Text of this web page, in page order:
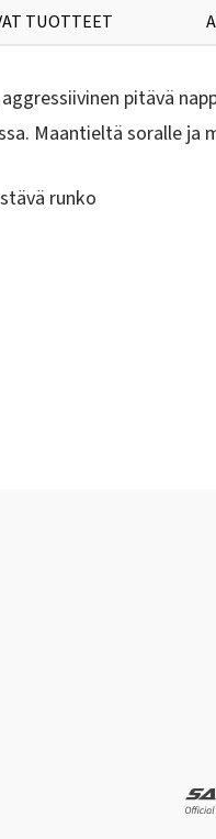
TUOTTEET
pitävä
Maantieltä soralle
runko